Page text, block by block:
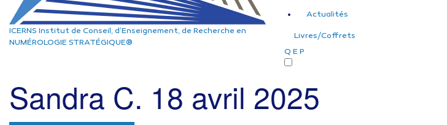
ICERNS Institut de Conseil, d’Enseignement, de Recherche en
NUMÉROLOGIE STRATÉGIQUE®
Actualités
Livres/Coffrets
Q E P
Sandra C. 18 avril 2025